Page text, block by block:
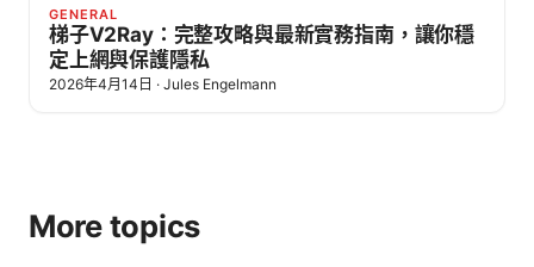
GENERAL
梯子V2Ray：完整攻略與最新實務指南，讓你穩
定上網與保護隱私
2026年4月14日 · Jules Engelmann
More topics